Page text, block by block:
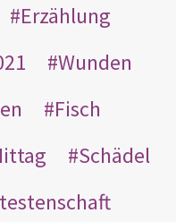
Erzählung
Wunden
Fisch
Schädel